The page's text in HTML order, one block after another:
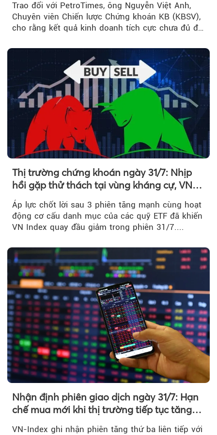
Trao đổi với PetroTimes, ông Nguyễn Việt Anh,
Chuyên viên Chiến lược Chứng khoán KB (KBSV),
cho rằng kết quả kinh doanh tích cực chưa đủ để
Thị trường chứng khoán ngày 31/7: Nhịp
hồi gặp thử thách tại vùng kháng cự, VN
Index giảm gần 9 điểm trong phiên cuối...
Áp lực chốt lời sau 3 phiên tăng mạnh cùng hoạt
động cơ cấu danh mục của các quỹ ETF đã khiến
VN Index quay đầu giảm trong phiên 31/7....
Nhận định phiên giao dịch ngày 31/7: Hạn
chế mua mới khi thị trường tiếp tục tăng
VN-Index ghi nhận phiên tăng thứ ba liên tiếp với